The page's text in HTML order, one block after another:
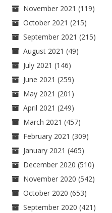
November 2021 (119)
October 2021 (215)
September 2021 (215)
August 2021 (49)
July 2021 (146)
June 2021 (259)
May 2021 (201)
April 2021 (249)
March 2021 (457)
February 2021 (309)
January 2021 (465)
December 2020 (510)
November 2020 (542)
October 2020 (653)
September 2020 (421)